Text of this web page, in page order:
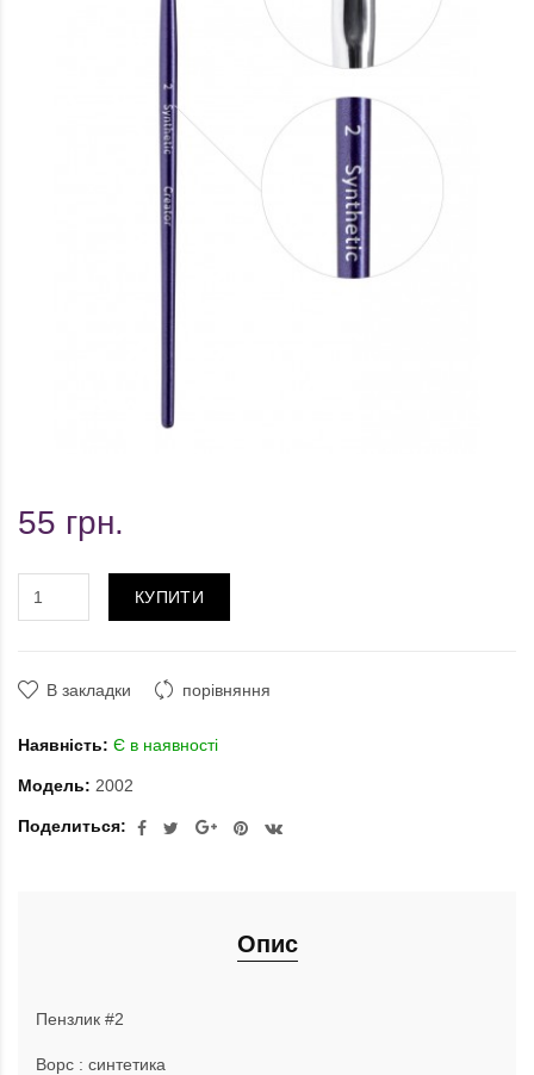
55 грн.
КУПИТИ
В закладки порівняння
Наявність: Є в наявності
Модель: 2002
Поделиться:
Опис
Пензлик #2
Ворс : синтетика